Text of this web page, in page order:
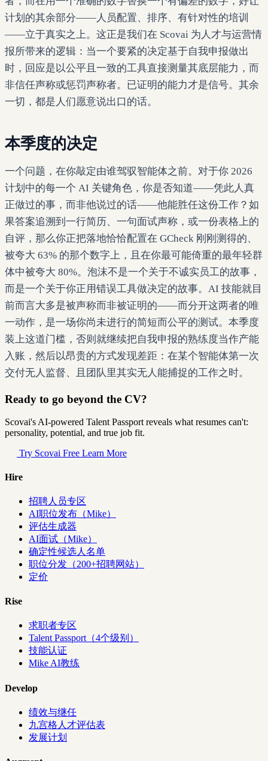
计划的其余部分——人员配置、排序、有针对性的培训
——立于真实之上。这正是我们在 Scovai 为人才与运营情
报所带来的逻辑：当一个要紧的决定基于自我申报做出
时，回应是以公平且一致的工具直接测量其底层能力，而
非信任声称或惩罚声称者。已证明的能力才是信号。其余
一切，都是人们愿意说出口的话。
本季度的决定
一个问题，在你敲定由谁驾驭智能体之前。对于你 2026
计划中的每一个 AI 关键角色，你是否知道——凭此人真
正做过的事，而非他说过的话——他能胜任这份工作？如
果答案追溯到一行简历、一句面试声称，或一份表格上的
自评，那么你正把落地恰恰配置在 GCheck 刚刚测得的、
被夸大 63% 的那个数字上，且在你最可能倚重的最年轻群
体中被夸大 80%。泡沫不是一个关于不诚实员工的故事，
而是一个关于你正用错误工具做决定的故事。AI 技能就目
前而言大多是被声称而非被证明的——而分开这两者的唯
一动作，是一场你尚未进行的简短而公平的测试。本季度
装上这道门槛，否则就继续把自我申报的熟练度当作产能
入账，然后以昂贵的方式发现差距：在某个智能体第一次
交付无人监督、且团队里其实无人能捕捉的工作之时。
Ready to go beyond the CV?
Scovai's AI-powered Talent Passport reveals what resumes can't:
personality, potential, and true job fit.
Try Scovai Free Learn More
Hire
招聘人员专区
AI职位发布（Mike）
评估生成器
AI面试（Mike）
确定性候选人名单
职位分发（200+招聘网站）
定价
Rise
求职者专区
Talent Passport（4个级别）
技能认证
Mike AI教练
Develop
绩效与继任
九宫格人才评估表
发展计划